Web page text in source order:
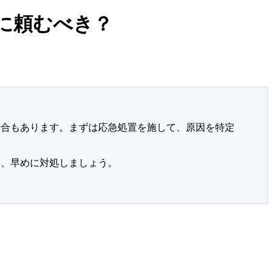
頼むべき？
もあります。まずは応急処置を施して、原因を特定
早めに対処しましょう。